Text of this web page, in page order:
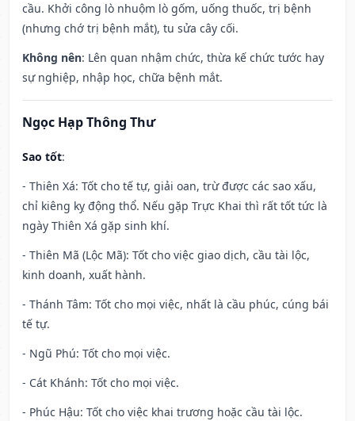
cầu. Khởi công lò nhuộm lò gốm, uống thuốc, trị bệnh
(nhưng chớ trị bệnh mắt), tu sửa cây cối.
Không nên: Lên quan nhậm chức, thừa kế chức tước hay
sự nghiệp, nhập học, chữa bệnh mắt.
Ngọc Hạp Thông Thư
Sao tốt:
- Thiên Xá: Tốt cho tế tự, giải oan, trừ được các sao xấu,
chỉ kiêng kỵ động thổ. Nếu gặp Trực Khai thì rất tốt tức là
ngày Thiên Xá gặp sinh khí.
- Thiên Mã (Lộc Mã): Tốt cho việc giao dịch, cầu tài lộc,
kinh doanh, xuất hành.
- Thánh Tâm: Tốt cho mọi việc, nhất là cầu phúc, cúng bái
tế tự.
- Ngũ Phú: Tốt cho mọi việc.
- Cát Khánh: Tốt cho mọi việc.
- Phúc Hậu: Tốt cho việc khai trương hoặc cầu tài lộc.